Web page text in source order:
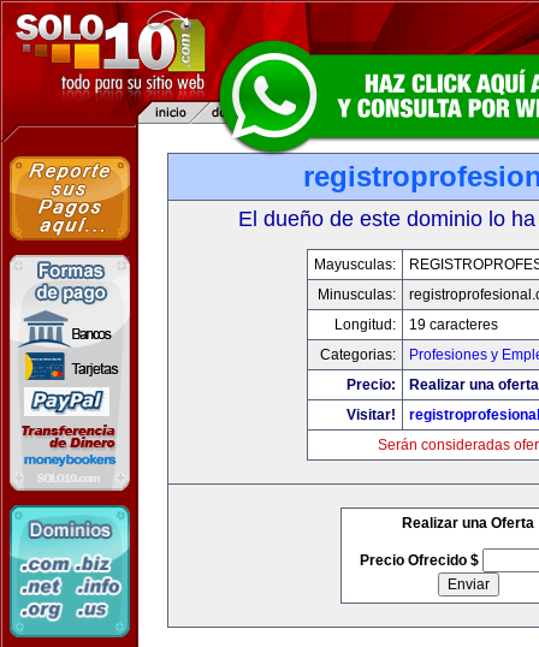
El dueño de este dominio lo
Mayusculas:
Minusculas:
Longitud:
19 caracteres
Categorias:
Profesiones y
Precio:
Realizar una
Visitar!
Serán consideradas
Realizar una Oferta
Precio Ofrecido $